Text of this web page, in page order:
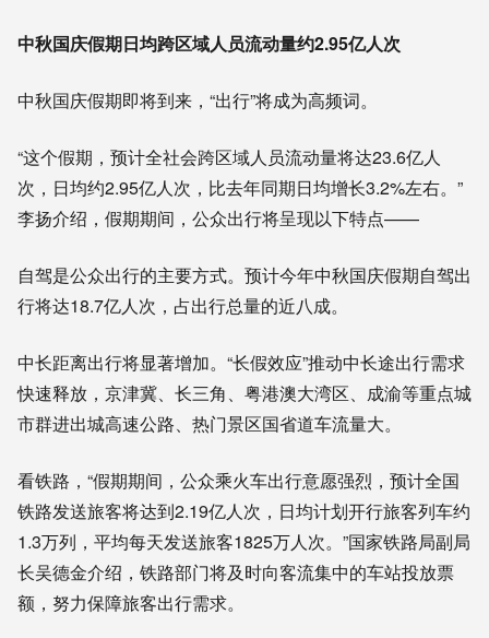
中秋国庆假期日均跨区域人员流动量约2.95亿人次
中秋国庆假期即将到来，“出行”将成为高频词。
“这个假期，预计全社会跨区域人员流动量将达23.6亿人
次，日均约2.95亿人次，比去年同期日均增长3.2%左右。”
李扬介绍，假期期间，公众出行将呈现以下特点——
自驾是公众出行的主要方式。预计今年中秋国庆假期自驾出
行将达18.7亿人次，占出行总量的近八成。
中长距离出行将显著增加。“长假效应”推动中长途出行需求
快速释放，京津冀、长三角、粤港澳大湾区、成渝等重点城
市群进出城高速公路、热门景区国省道车流量大。
看铁路，“假期期间，公众乘火车出行意愿强烈，预计全国
铁路发送旅客将达到2.19亿人次，日均计划开行旅客列车约
1.3万列，平均每天发送旅客1825万人次。”国家铁路局副局
长吴德金介绍，铁路部门将及时向客流集中的车站投放票
额，努力保障旅客出行需求。